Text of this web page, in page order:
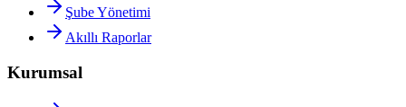
Şube Yönetimi
Akıllı Raporlar
Kurumsal